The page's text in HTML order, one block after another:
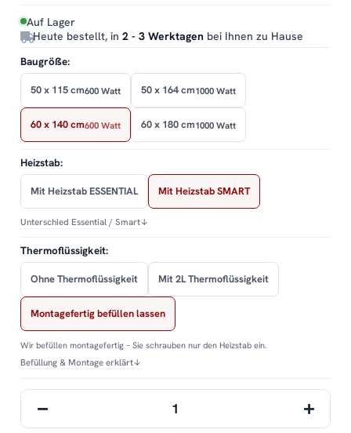
Auf Lager
Heute bestellt, in 2 - 3 Werktagen bei Ihnen zu Hause
Baugröße:
50 x 115 cm600 Watt 50 x 164 cm1000 Watt
60 x 140 cm600 Watt 60 x 180 cm1000 Watt
Heizstab:
Mit Heizstab ESSENTIAL Mit Heizstab SMART
Unterschied Essential / Smart↓
Thermoflüssigkeit:
Ohne Thermoflüssigkeit Mit 2L Thermoflüssigkeit
Montagefertig befüllen lassen
Wir befüllen montagefertig – Sie schrauben nur den Heizstab ein.
Befüllung & Montage erklärt↓